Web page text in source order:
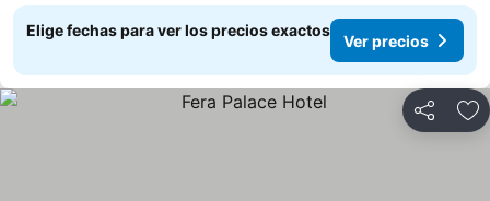
Elige fechas para ver los precios exactos
Ver precios
Compartir